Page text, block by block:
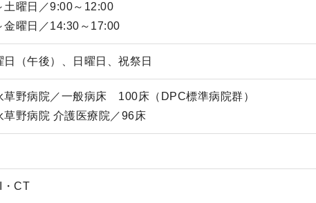
土曜日／9:00～12:00
金曜日／14:30～17:00
日（午後）、日曜日、祝祭日
草野病院／一般病床 100床（DPC標準病院群）
草野病院 介護医療院／96床
・CT